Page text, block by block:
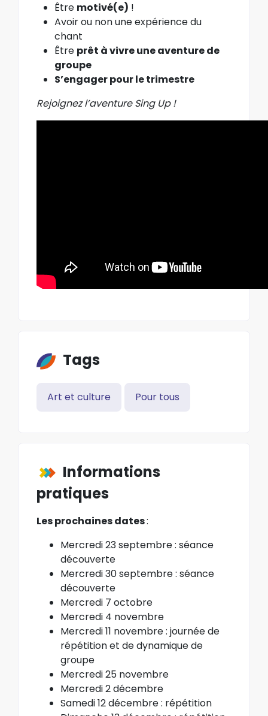
Être motivé(e) !
Avoir ou non une expérience du
chant
Être prêt à vivre une aventure de
groupe
S’engager pour le trimestre
Rejoignez l’aventure Sing Up !
Tags
Art et culture Pour tous
Informations
pratiques
Les prochaines dates:
Mercredi 23 septembre : séance
découverte
Mercredi 30 septembre : séance
découverte
Mercredi 7 octobre
Mercredi 4 novembre
Mercredi 11 novembre : journée de
répétition et de dynamique de
groupe
Mercredi 25 novembre
Mercredi 2 décembre
Samedi 12 décembre : répétition